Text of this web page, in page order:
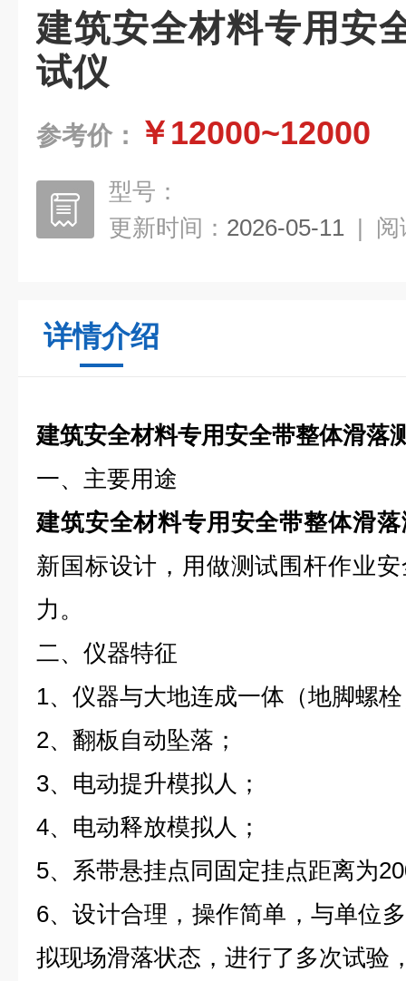
建筑安全材料专用安
试仪
参考价： ￥12000~12000
型号：
更新时间： 2026-05-11 | 阅
详情介绍
建筑安全材料专用安全带整体滑落
一、主要用途
建筑安全材料专用安全带整体滑
新国标设计，用做测试围杆作业
力。
二、仪器特征
1、仪器与大地连成一体（地脚螺
2、翻板自动坠落；
3、电动提升模拟人；
4、电动释放模拟人；
5、系带悬挂点同固定挂点距离为
6、设计合理，操作简单，与单位
拟现场滑落状态，进行了多次试验